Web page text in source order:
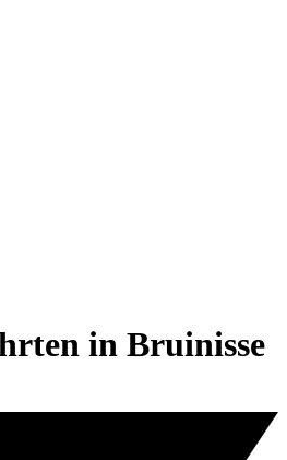
in Bruinisse